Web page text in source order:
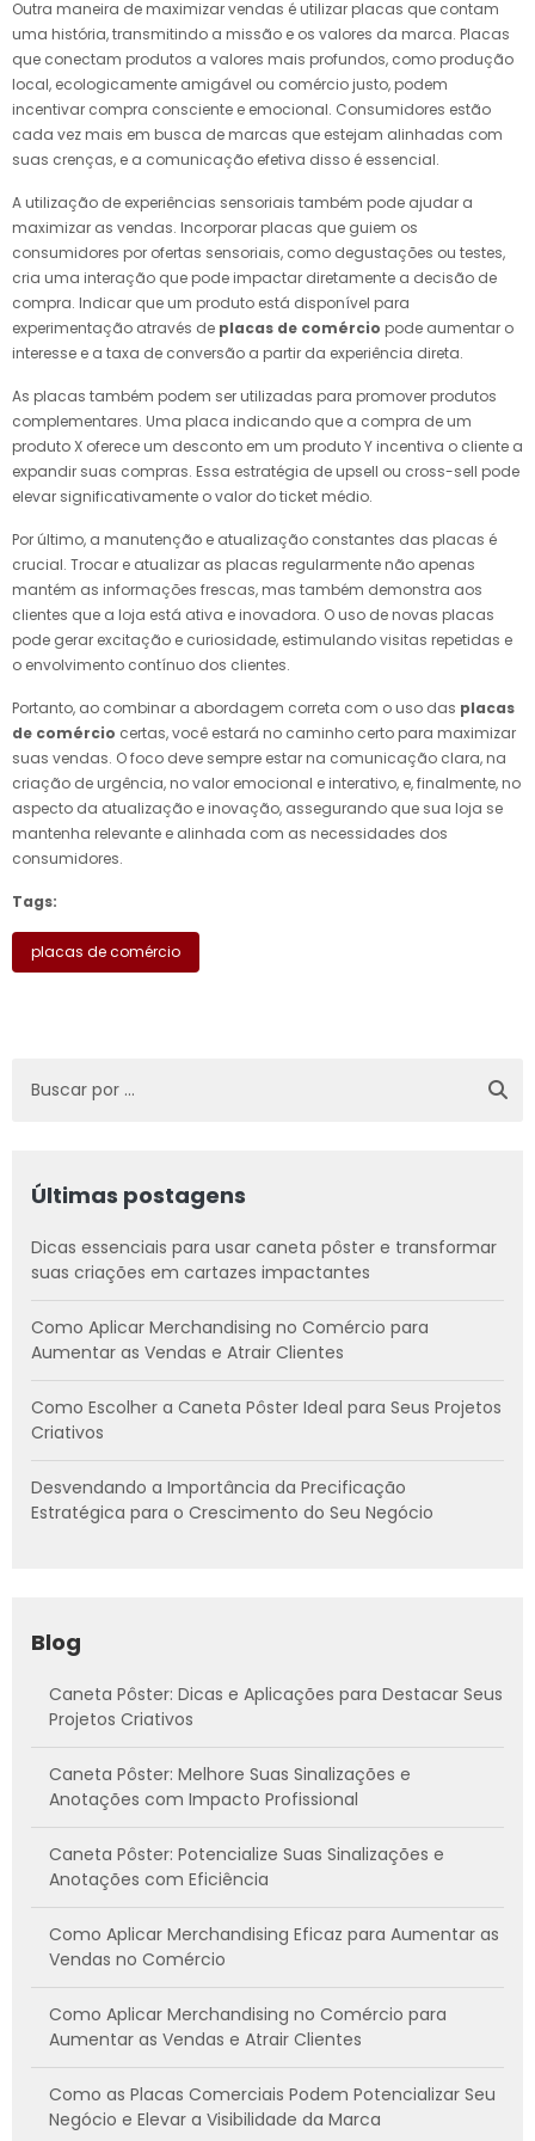
Outra maneira de maximizar vendas é utilizar placas que contam
uma história, transmitindo a missão e os valores da marca. Placas
que conectam produtos a valores mais profundos, como produção
local, ecologicamente amigável ou comércio justo, podem
incentivar compra consciente e emocional. Consumidores estão
cada vez mais em busca de marcas que estejam alinhadas com
suas crenças, e a comunicação efetiva disso é essencial.
A utilização de experiências sensoriais também pode ajudar a
maximizar as vendas. Incorporar placas que guiem os
consumidores por ofertas sensoriais, como degustações ou testes,
cria uma interação que pode impactar diretamente a decisão de
compra. Indicar que um produto está disponível para
experimentação através de placas de comércio pode aumentar o
interesse e a taxa de conversão a partir da experiência direta.
As placas também podem ser utilizadas para promover produtos
complementares. Uma placa indicando que a compra de um
produto X oferece um desconto em um produto Y incentiva o cliente a
expandir suas compras. Essa estratégia de upsell ou cross-sell pode
elevar significativamente o valor do ticket médio.
Por último, a manutenção e atualização constantes das placas é
crucial. Trocar e atualizar as placas regularmente não apenas
mantém as informações frescas, mas também demonstra aos
clientes que a loja está ativa e inovadora. O uso de novas placas
pode gerar excitação e curiosidade, estimulando visitas repetidas e
o envolvimento contínuo dos clientes.
Portanto, ao combinar a abordagem correta com o uso das placas
de comércio certas, você estará no caminho certo para maximizar
suas vendas. O foco deve sempre estar na comunicação clara, na
criação de urgência, no valor emocional e interativo, e, finalmente, no
aspecto da atualização e inovação, assegurando que sua loja se
mantenha relevante e alinhada com as necessidades dos
consumidores.
Tags:
placas de comércio
Últimas postagens
Dicas essenciais para usar caneta pôster e transformar
suas criações em cartazes impactantes
Como Aplicar Merchandising no Comércio para
Aumentar as Vendas e Atrair Clientes
Como Escolher a Caneta Pôster Ideal para Seus Projetos
Criativos
Desvendando a Importância da Precificação
Estratégica para o Crescimento do Seu Negócio
Blog
Caneta Pôster: Dicas e Aplicações para Destacar Seus
Projetos Criativos
Caneta Pôster: Melhore Suas Sinalizações e
Anotações com Impacto Profissional
Caneta Pôster: Potencialize Suas Sinalizações e
Anotações com Eficiência
Como Aplicar Merchandising Eficaz para Aumentar as
Vendas no Comércio
Como Aplicar Merchandising no Comércio para
Aumentar as Vendas e Atrair Clientes
Como as Placas Comerciais Podem Potencializar Seu
Negócio e Elevar a Visibilidade da Marca